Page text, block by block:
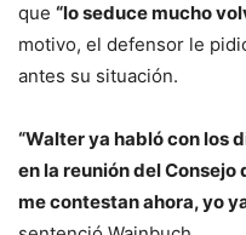
que “lo seduce mucho
motivo, el defensor le
antes su situación.
“Walter ya habló con los
en la reunión del Consejo
me contestan ahora, yo